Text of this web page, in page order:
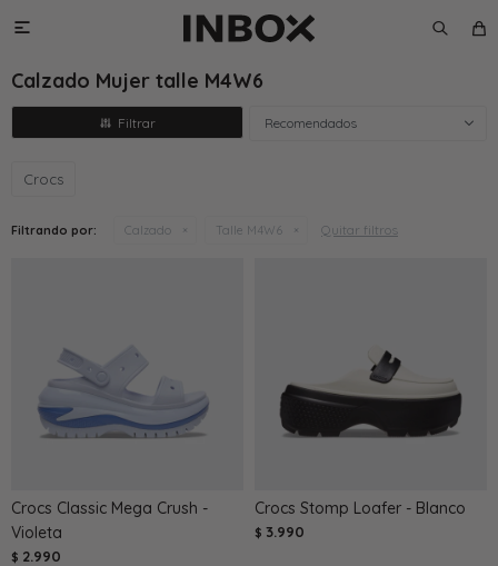

Calzado Mujer talle M4W6
Recomendados
Crocs
Filtrando por: Calzado Talle M4W6 Quitar filtros
Crocs Classic Mega Crush -
Violeta
$ 2.990
Crocs Stomp Loafer - Blanco
$ 3.990